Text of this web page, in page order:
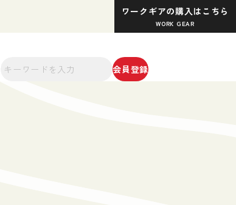
ワークギアの購入はこちら
WORK GEAR
会員登録